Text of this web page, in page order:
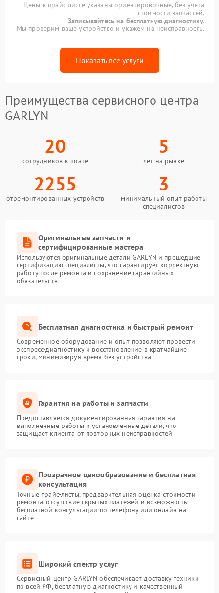
Цены в прайс-листе указаны ориентировочные, без учета
стоимости запчастей.
Записывайтесь на бесплатную диагностику.
Мы проверим ваше устройство и укажем на неисправность.
Показать все услуги
Преимущества сервисного центра
GARLYN
20
сотрудников в штате
5
лет на рынке
2255
отремонтированных устройств
3
минимальный опыт работы
специалистов
Оригинальные запчасти и
сертифицированные мастера
Используются оригинальные детали GARLYN и прошедшие
сертификацию специалисты, что гарантирует корректную
работу после ремонта и сохранение гарантийных
обязательств
Бесплатная диагностика и быстрый ремонт
Современное оборудование и опыт позволяют провести
экспресс-диагностику и восстановление в кратчайшие
сроки, минимизируя время без устройства
Гарантия на работы и запчасти
Предоставляется документированная гарантия на
выполненные работы и установленные детали, что
защищает клиента от повторных неисправностей
Прозрачное ценообразование и бесплатная
консультация
Точные прайс-листы, предварительная оценка стоимости
ремонта, отсутствие скрытых платежей и возможность
бесплатной консультации по телефону или онлайн на
сайте
Широкий спектр услуг
Сервисный центр GARLYN обеспечивает доставку техники
по всей РФ, бесплатную диагностику и качественный